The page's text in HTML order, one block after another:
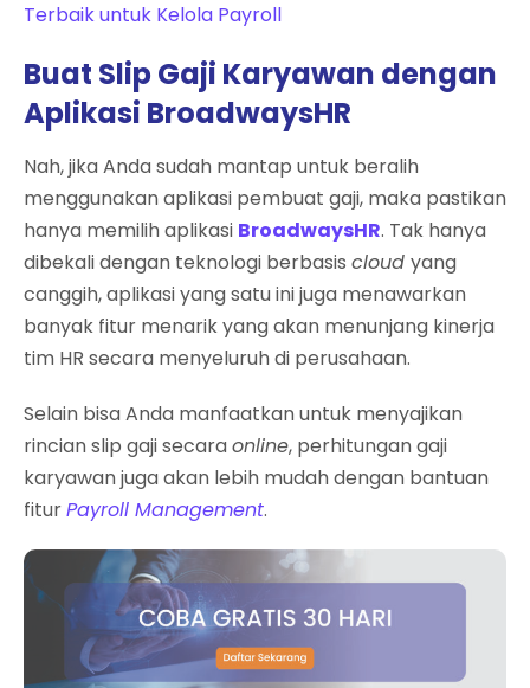
Terbaik untuk Kelola Payroll
Buat Slip Gaji Karyawan dengan
Aplikasi BroadwaysHR
Nah, jika Anda sudah mantap untuk beralih
menggunakan aplikasi pembuat gaji, maka pastikan
hanya memilih aplikasi BroadwaysHR. Tak hanya
dibekali dengan teknologi berbasis cloud yang
canggih, aplikasi yang satu ini juga menawarkan
banyak fitur menarik yang akan menunjang kinerja
tim HR secara menyeluruh di perusahaan.
Selain bisa Anda manfaatkan untuk menyajikan
rincian slip gaji secaraonline, perhitungan gaji
karyawan juga akan lebih mudah dengan bantuan
fiturPayroll Management.